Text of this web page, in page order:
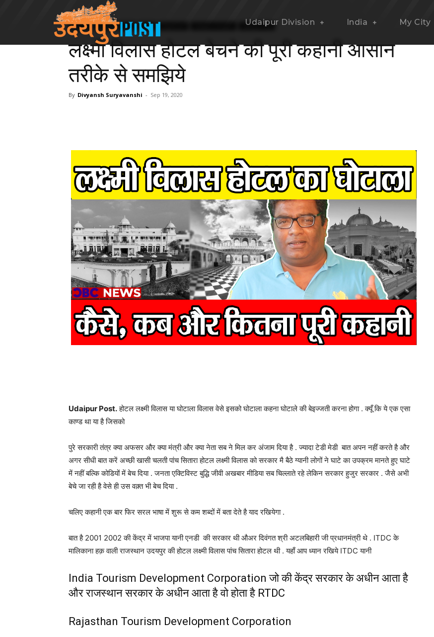
Udaipur Division India My City
My City Hotels India News Udaipur City
लक्ष्मी विलास होटल बेचने की पूरी कहानी आसान
तरीके से समझिये
By Divyansh Suryavanshi - Sep 19, 2020
Udaipur Post.होटल लक्ष्मी विलास या घोटाला विलास वेसे इसको घोटाला कहना घोटाले की बेइज्जती करना होगा . क्यूँ कि ये एक एसा
काण्ड था या है जिसको
पुरे सरकारी तंत्र क्या अफसर और क्या मंत्री और क्या नेता सब ने मिल कर अंजाम दिया है . ज्यादा टेडी मेडी बात अपन नहीं करते है और
अगर सीधी बात करें अच्छी खासी चलती पांच सितारा होटल लक्ष्मी विलास को सरकार मै बैठे ग्यानी लोगों ने घाटे का उपक्रम मानते हुए घाटे
में नहीं बल्कि कोडियों में बेच दिया . जनता एक्टिविस्ट बुद्धि जीवी अखबार मीडिया सब चिल्लाते रहे लेकिन सरकार हुजुर सरकार . जैसे अभी
बेचे जा रही है वेसे ही उस वक़्त भी बेच दिया .
चलिए कहानी एक बार फिर सरल भाषा में शुरू से कम शब्दों में बता देते है याद रखियेगा .
बात है 2001 2002 की केंद्र में भाजपा यानी एनडी की सरकार थी औअर दिवंगत श्री अटलबिहारी जी प्रधानमंत्री थे . ITDC के
मालिकाना हक़ वाली राजस्थान उदयपुर की होटल लक्ष्मी विलास पांच सितारा होटल थी . यहाँ आप ध्यान रखिये ITDC यानी
India Tourism Development Corporation जो की केंद्र सरकार के अधीन आता है
और राजस्थान सरकार के अधीन आता है वो होता है RTDC
Rajasthan Tourism Development Corporation